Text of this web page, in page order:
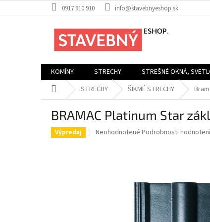
na
0917 910 910 info@stavebnyeshop.sk
KOMÍNY STRECHY STREŠNÉ OKNÁ,
DomovSTRECHY ŠIKMÉ STRECHY
BRAMAC Platinum Star
Výpredaj
Priemerné
Neohodnotené Podrobnosti